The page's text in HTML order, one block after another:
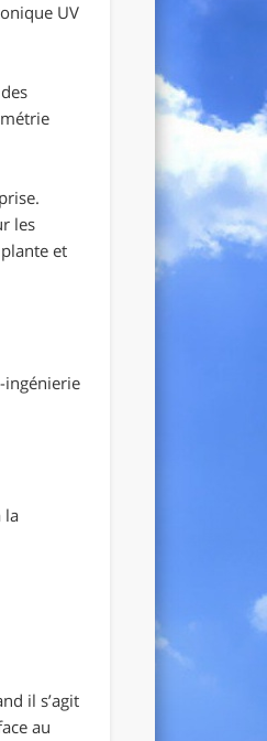
UV
les
et
ingénierie
la
il s’agit
au